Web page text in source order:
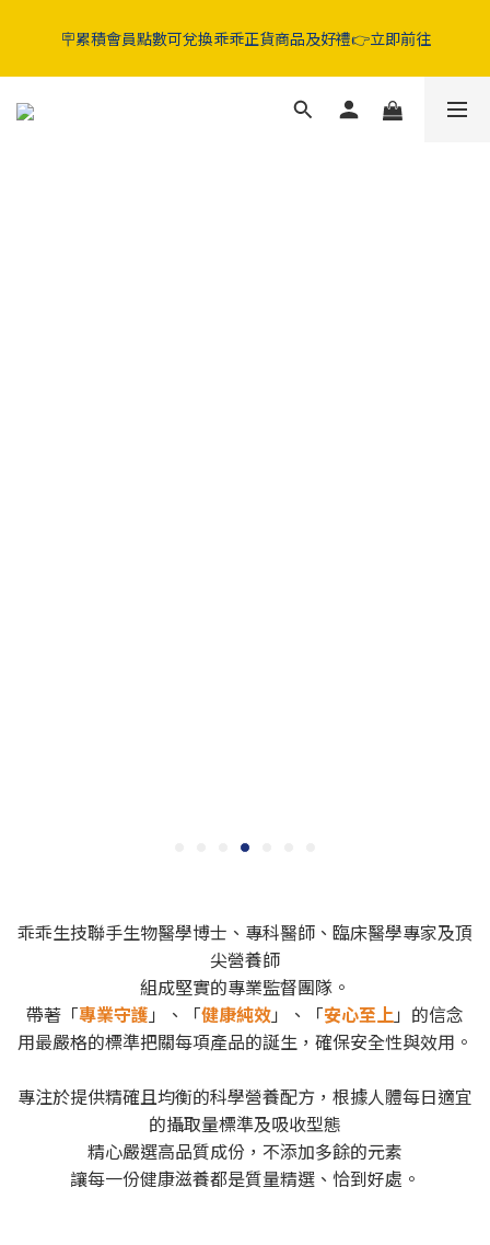
GABA益生菌
🪧累積會員點數可兌換乖乖正貨商品及好禮👉立即前往
5折起‼️晶亮葉黃素 / 好眠膠囊 / 純淨益生菌 / 舒敏益生菌 / 蔓越莓
乖乖生技聯手生物醫學博士、專科醫師、臨床醫學專家及頂
尖營養師
組成堅實的專業監督團隊。
帶著「專業守護 」、「健康純效」、「安心至上 」的信念
用最嚴格的標準把關每項產品的誕生，確保安全性與效用。
專注於提供精確且均衡的科學營養配方，根據人體每日適宜
的攝取量標準及吸收型態
精心嚴選高品質成份，不添加多餘的元素
讓每一份健康滋養都是質量精選、恰到好處。